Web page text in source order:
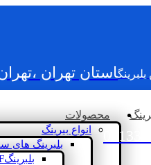
استان تهران
محصولات
انواع بیرینگ
بلبرینگ های
بلبرینگSKF